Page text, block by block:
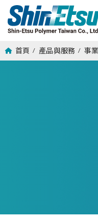
首頁 / 產品與服務 / 事